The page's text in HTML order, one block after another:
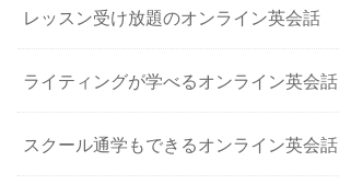
レッスン受け放題のオンライン英会話
ライティングが学べるオンライン英会話
スクール通学もできるオンライン英会話